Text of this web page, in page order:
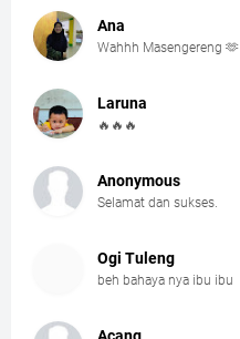
Ana
Wahhh Masengereng 🫶
Laruna
🔥🔥🔥
Anonymous
Selamat dan sukses.
Ogi Tuleng
beh bahaya nya ibu ibu
Acang